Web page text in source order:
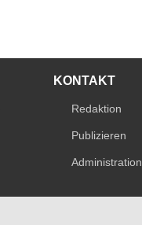
KONTAKT
Redaktion
Publizieren
Administration